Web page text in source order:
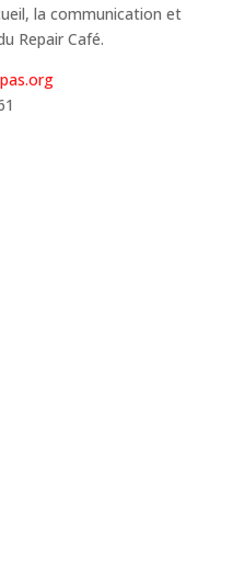
la communication et
Repair Café.